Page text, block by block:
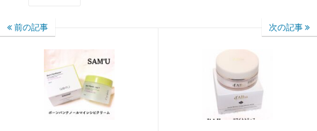
前の記事 次の記事